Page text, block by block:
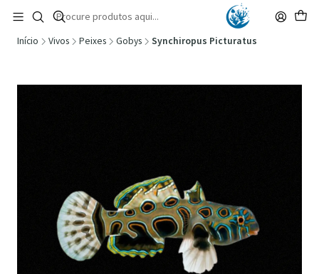
🚚 Portugal Continental: Portes Grátis desde 149,90€ (Envio extresso: 14,90€)
Ler mais
Início Vivos Peixes Gobys Synchiropus Picturatus